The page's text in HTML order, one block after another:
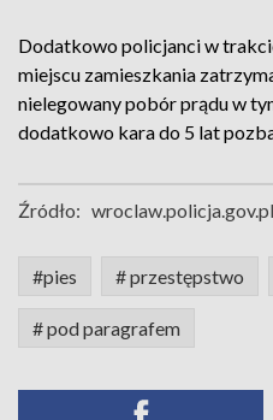
Dodatkowo policjanci w
miejscu zamieszkania
nielegowany pobór prądu w
dodatkowo kara do 5 lat
Źródło: wroclaw.policja.gov.pl
#pies # przestępstwo
# pod paragrafem